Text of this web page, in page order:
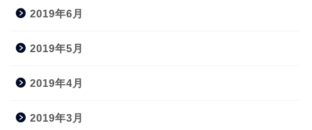
2019年6月
2019年5月
2019年4月
2019年3月